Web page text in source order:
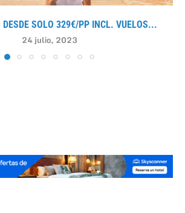
DESDE SOLO 329€/PP INCL. VUELOS...
24 julio, 2023